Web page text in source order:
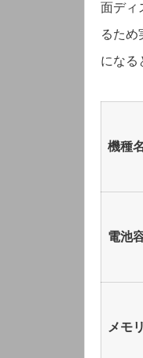
面ディ
るため
になる
機種名
電池
メモリ